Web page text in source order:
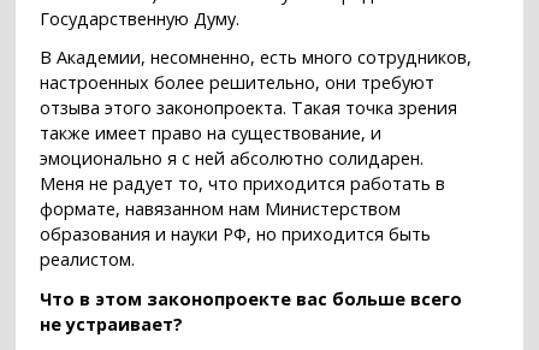
Государственную Думу.
В Академии, несомненно, есть много сотрудников,
настроенных более решительно, они требуют
отзыва этого законопроекта. Такая точка зрения
также имеет право на существование, и
эмоционально я с ней абсолютно солидарен.
Меня не радует то, что приходится работать в
формате, навязанном нам Министерством
образования и науки РФ, но приходится быть
реалистом.
Что в этом законопроекте вас больше всего
не устраивает?